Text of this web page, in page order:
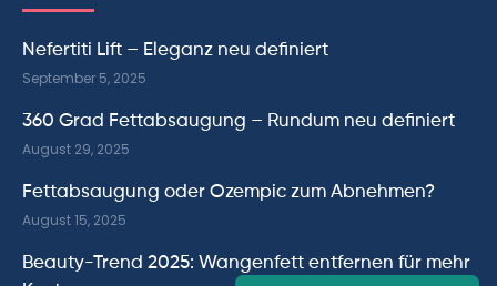
Nefertiti Lift – Eleganz neu definiert
September 5, 2025
360 Grad Fettabsaugung – Rundum neu definiert
August 29, 2025
Fettabsaugung oder Ozempic zum Abnehmen?
August 15, 2025
Beauty-Trend 2025: Wangenfett entfernen für mehr